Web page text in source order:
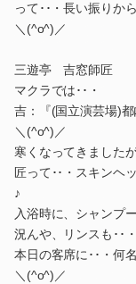
って･･・長い振りか
＼(^o^)／
三遊亭 吉窓師匠
マクラでは･･・
吉：『(国立演芸場)
＼(^o^)／
寒くなってきました
匠って･･・スキンヘ
♪
入浴時に、シャンプ
況んや、リンスも･･
本日の客席に･･・何
＼(^o^)／